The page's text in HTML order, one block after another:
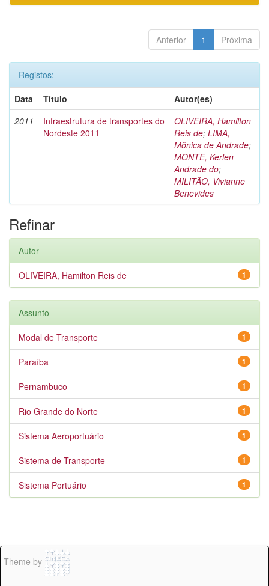
Anterior 1 Próxima
Registos:
Data
Título
Autor(es)
2011
Infraestrutura de transportes do
Nordeste 2011
OLIVEIRA, Hamilton
Reis de; LIMA,
Mônica de Andrade;
MONTE, Kerlen
Andrade do;
MILITÃO, Vivianne
Benevides
Refinar
Autor
1
OLIVEIRA, Hamilton Reis de
Assunto
1
Modal de Transporte
1
Paraíba
1
Pernambuco
1
Rio Grande do Norte
1
Sistema Aeroportuário
1
Sistema de Transporte
1
Sistema Portuário
Theme by